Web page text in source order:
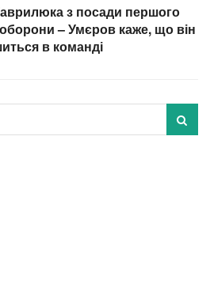
з посади першого
оборони – Умєров каже, що він
в команді